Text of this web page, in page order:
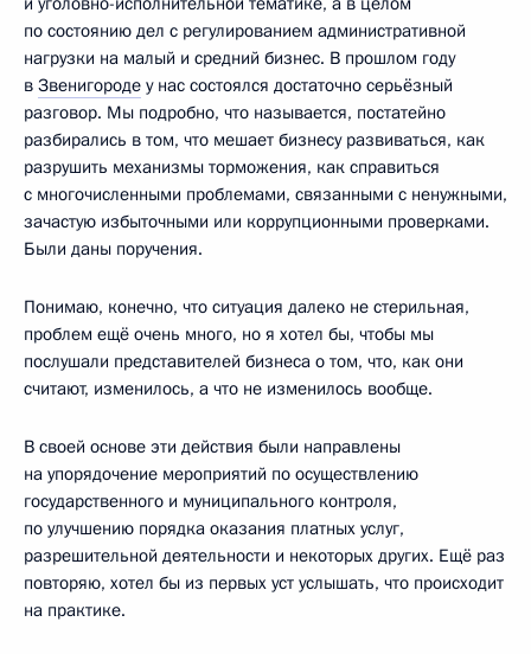
по состоянию дел с регулированием административной
нагрузки на малый и средний бизнес. В прошлом году
в Звенигороде у нас состоялся достаточно серьёзный
разговор. Мы подробно, что называется, постатейно
разбирались в том, что мешает бизнесу развиваться, как
разрушить механизмы торможения, как справиться
с многочисленными проблемами, связанными с ненужными,
зачастую избыточными или коррупционными проверками.
Были даны поручения.
Понимаю, конечно, что ситуация далеко не стерильная,
проблем ещё очень много, но я хотел бы, чтобы мы
послушали представителей бизнеса о том, что, как они
считают, изменилось, а что не изменилось вообще.
В своей основе эти действия были направлены
на упорядочение мероприятий по осуществлению
государственного и муниципального контроля,
по улучшению порядка оказания платных услуг,
разрешительной деятельности и некоторых других. Ещё раз
повторяю, хотел бы из первых уст услышать, что происходит
на практике.